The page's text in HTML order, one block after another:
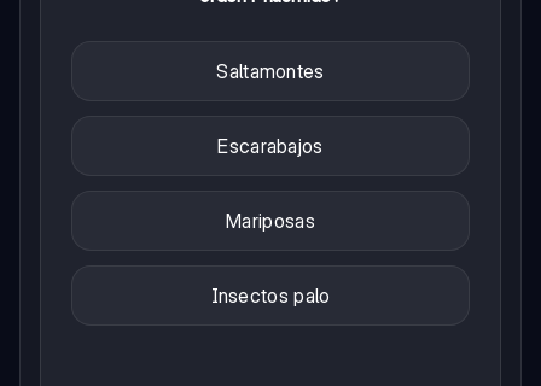
Saltamontes
Escarabajos
Mariposas
Insectos palo